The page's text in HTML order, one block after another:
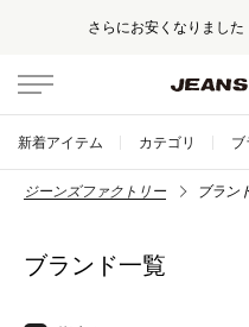
さらにお安くなりました
新着アイテム カテゴリ ブ
ジーンズファクトリー ブラン
ブランド一覧